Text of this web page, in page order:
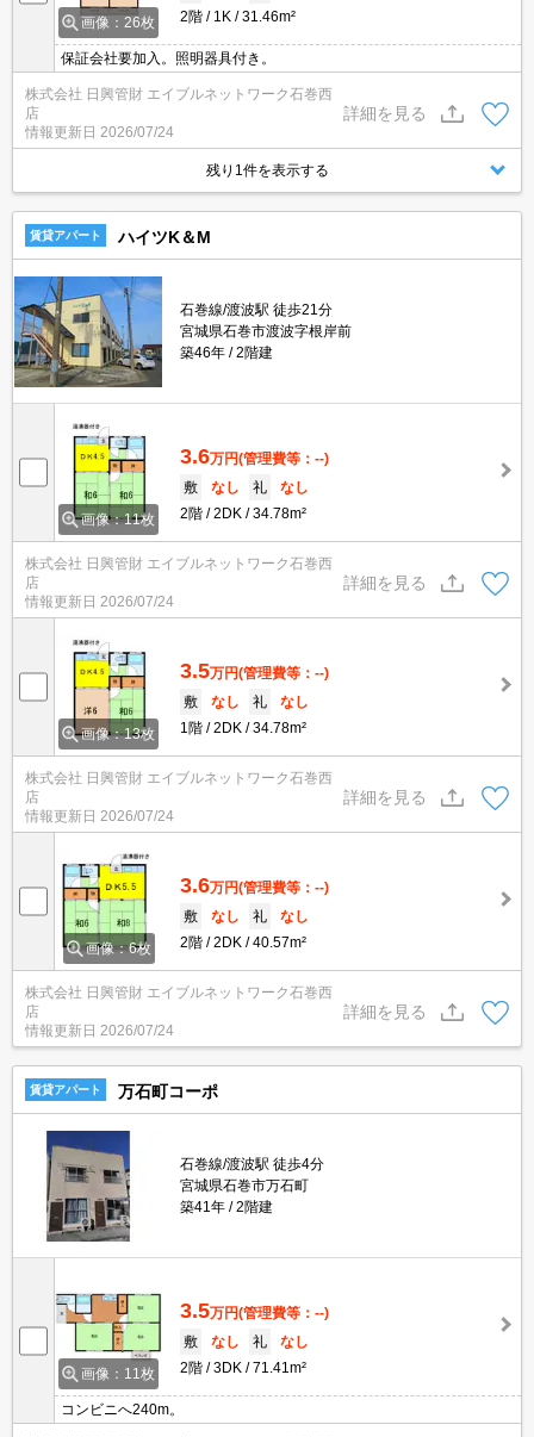
画像：26枚 2階 1K 31.46m²
保証会社要加入。照明器具付き。
株式会社 日興管財 エイブルネットワーク石巻西
店
情報更新日 2026/07/24
詳細を見る
残り1件を表示する
賃貸アパート ハイツK＆M
石巻線/渡波駅 徒歩21分
宮城県石巻市渡波字根岸前
築46年
2階建
画像：11枚
3.6万円(管理費等：--)
敷
なし 礼
なし
2階
2DK 34.78m²
株式会社 日興管財 エイブルネットワーク石巻西
店
情報更新日 2026/07/24
詳細を見る
画像：13枚
3.5万円(管理費等：--)
敷
なし 礼
なし
1階
2DK 34.78m²
株式会社 日興管財 エイブルネットワーク石巻西
店
情報更新日 2026/07/24
詳細を見る
画像：6枚
3.6万円(管理費等：--)
敷
なし 礼
なし
2階
2DK 40.57m²
株式会社 日興管財 エイブルネットワーク石巻西
店
情報更新日 2026/07/24
詳細を見る
賃貸アパート 万石町コーポ
石巻線/渡波駅 徒歩4分
宮城県石巻市万石町
築41年
2階建
画像：11枚
3.5万円(管理費等：--)
敷
なし 礼
なし
2階
3DK 71.41m²
コンビニへ240m。